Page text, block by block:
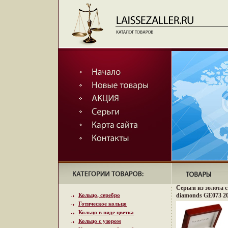
Кольцо, серебро
Готическое кольцо
Кольцо в виде цветка
Кольцо с узором
Серьги из золота
diamonds GE073